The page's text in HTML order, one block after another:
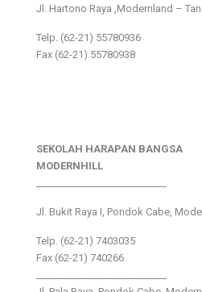
Jl. Hartono Raya ,Modernland –
Telp. (62-21) 55780936
Fax (62-21) 55780938
SEKOLAH HARAPAN BANGSA
MODERNHILL
Jl. Bukit Raya I, Pondok Cabe,
Telp. (62-21) 7403035
Fax (62-21) 740266